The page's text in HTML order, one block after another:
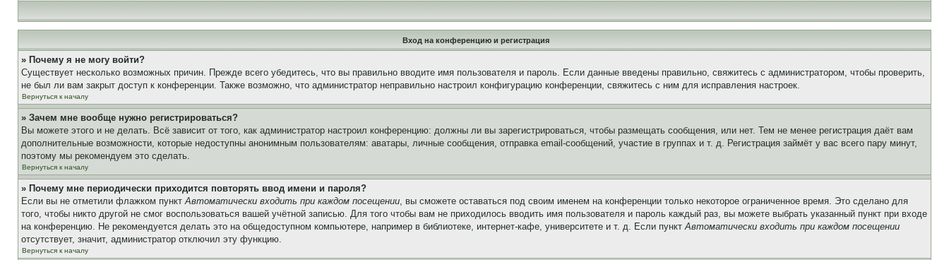
Вход на конференцию и регистрация
» Почему я не могу войти?
Существует несколько возможных причин. Прежде всего убедитесь, что вы правильно вводите имя пользователя и пароль. Если данные введены правильно, свяжитесь с администратором, чтобы проверить,
не был ли вам закрыт доступ к конференции. Также возможно, что администратор неправильно настроил конфигурацию конференции, свяжитесь с ним для исправления настроек.
Вернуться к началу
» Зачем мне вообще нужно регистрироваться?
Вы можете этого и не делать. Всё зависит от того, как администратор настроил конференцию: должны ли вы зарегистрироваться, чтобы размещать сообщения, или нет. Тем не менее регистрация даёт вам
дополнительные возможности, которые недоступны анонимным пользователям: аватары, личные сообщения, отправка email-сообщений, участие в группах и т. д. Регистрация займёт у вас всего пару минут,
поэтому мы рекомендуем это сделать.
Вернуться к началу
» Почему мне периодически приходится повторять ввод имени и пароля?
Если вы не отметили флажком пунктАвтоматически входить при каждом посещении, вы сможете оставаться под своим именем на конференции только некоторое ограниченное время. Это сделано для
того, чтобы никто другой не смог воспользоваться вашей учётной записью. Для того чтобы вам не приходилось вводить имя пользователя и пароль каждый раз, вы можете выбрать указанный пункт при входе
на конференцию. Не рекомендуется делать это на общедоступном компьютере, например в библиотеке, интернет-кафе, университете и т. д. Если пунктАвтоматически входить при каждом посещении
отсутствует, значит, администратор отключил эту функцию.
Вернуться к началу